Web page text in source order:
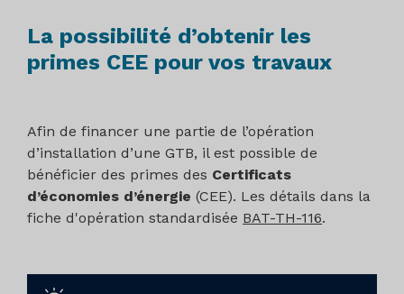
La possibilité d’obtenir les
primes CEE pour vos travaux
Afin de financer une partie de l’opération
d’installation d’une GTB, il est possible de
bénéficier des primes des Certificats
d’économies d’énergie (CEE). Les détails dans la
fiche d'opération standardisée BAT-TH-116.